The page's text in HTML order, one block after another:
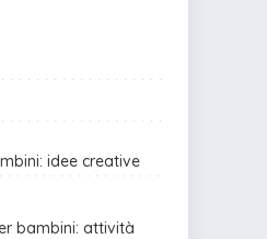
idee creative
bambini: attività